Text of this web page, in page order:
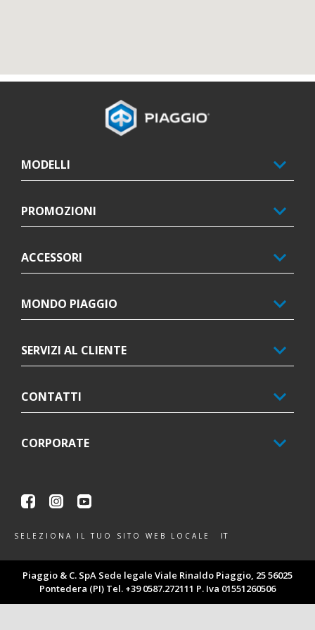
MODELLI
PROMOZIONI
ACCESSORI
MONDO PIAGGIO
SERVIZI AL CLIENTE
CONTATTI
CORPORATE
FacebookInstagram
SELEZIONA IL TUO SITO WEB LOCALE IT
Piaggio & C. SpA Sede legale Viale Rinaldo Piaggio, 25 56025
Pontedera (PI) Tel. +39 0587.272111 P. Iva 01551260506